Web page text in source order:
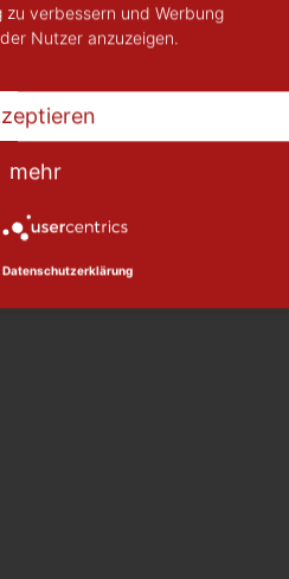
"Schon einige
belletristische
erfolgreich:
verbessern und Werbung
Nutzer anzuzeigen.
mehr
Datenschutzerklärung